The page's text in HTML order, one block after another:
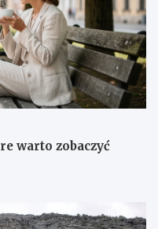
warto zobaczyć